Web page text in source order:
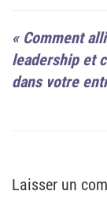
« Comment
leadership et
dans votre
Laisser un